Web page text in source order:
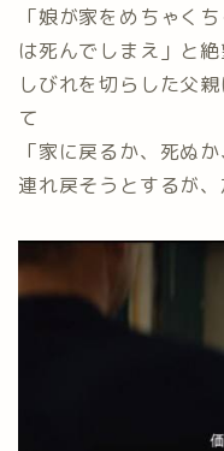
「娘が家をめちゃく
は死んでしまえ」と絶
しびれを切らした父
て
「家に戻るか、死ぬ
連れ戻そうとするが